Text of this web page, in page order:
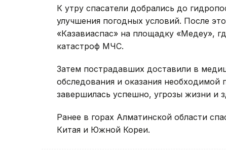
К утру спасатели добрались до
улучшения погодных условий. После
«Казавиаспас» на площадку «Медеу»,
катастроф МЧС.
Затем пострадавших доставили в
обследования и оказания
завершилась успешно, угрозы жизни и
Ранее в горах Алматинской области
Китая и Южной Кореи.